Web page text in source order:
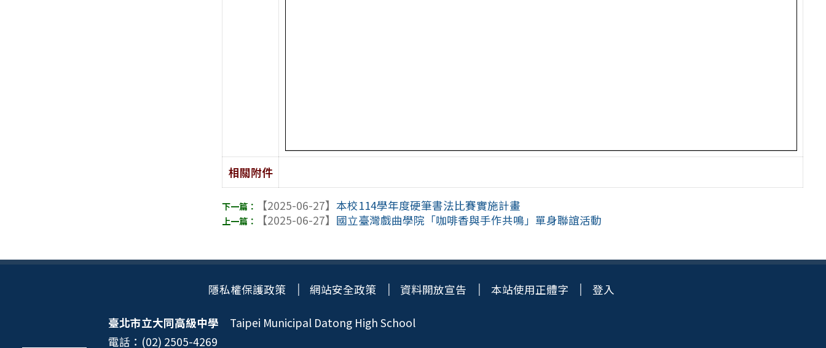
相關附件
【2025-06-27】本校114學年度硬筆書法比賽實施計畫
【2025-06-27】 國立臺灣戲曲學院「咖啡香與手作共鳴」單身聯誼活動
隱私權保護政策 網站安全政策 資料開放宣告 本站使用正體字 登入
臺北市立大同高級中學 Taipei Municipal Datong High School
電話：(02) 2505-4269